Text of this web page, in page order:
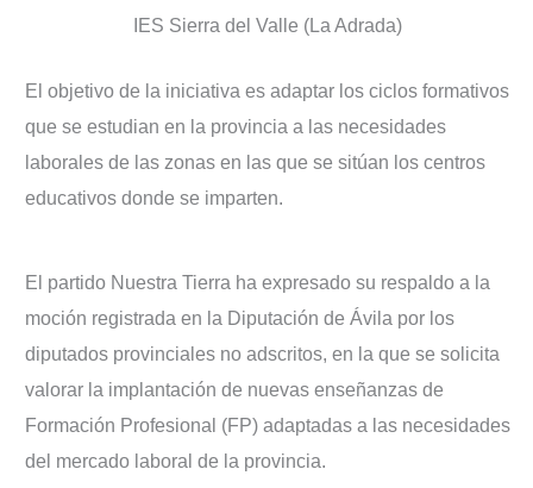
IES Sierra del Valle (La Adrada)
El objetivo de la iniciativa es adaptar los ciclos formativos
que se estudian en la provincia a las necesidades
laborales de las zonas en las que se sitúan los centros
educativos donde se imparten.
El partido Nuestra Tierra ha expresado su respaldo a la
moción registrada en la Diputación de Ávila por los
diputados provinciales no adscritos, en la que se solicita
valorar la implantación de nuevas enseñanzas de
Formación Profesional (FP) adaptadas a las necesidades
del mercado laboral de la provincia.